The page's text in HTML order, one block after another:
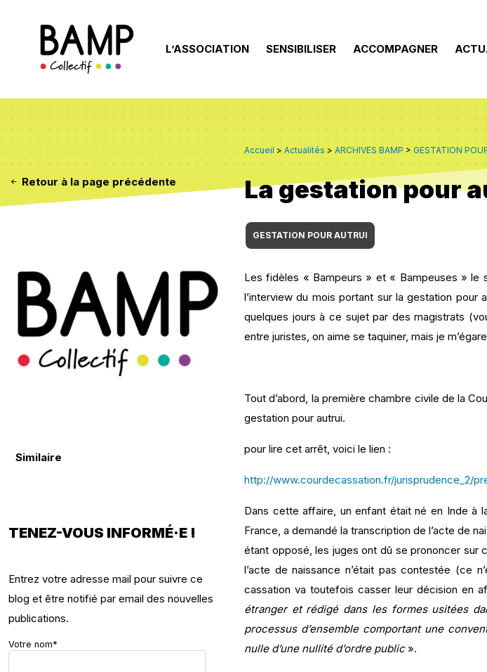
L’ASSOCIATION SENSIBILISER ACCOMPAGNER
Retour à la page précédente
Similaire
TENEZ-VOUS INFORMÉ·E !
Entrez votre adresse mail pour suivre ce
blog et être notifié par email des nouvelles
publications.
Votre nom*
Accueil > Actualités > ARCHIVES BAMP > GESTATION
La gestation pour
GESTATION POUR AUTRUI
Les fidèles « Bampeurs » et « Bampeuses » le
l’interview du mois portant sur la gestation
quelques jours à ce sujet par des magistrats
entre juristes, on aime se taquiner, mais je
Tout d’abord, la première chambre civile de la
gestation pour autrui.
pour lire cet arrêt, voici le lien :
http://www.courdecassation.fr/jurisprudence_2/
Dans cette affaire, un enfant était né en Inde à
France, a demandé la transcription de l’acte de
étant opposé, les juges ont dû se prononcer sur
l’acte de naissance n’était pas contestée (ce
cassation va toutefois casser leur décision en
étranger et rédigé dans les formes usitées
processus d’ensemble comportant une
nulle d’une nullité d’ordre public».